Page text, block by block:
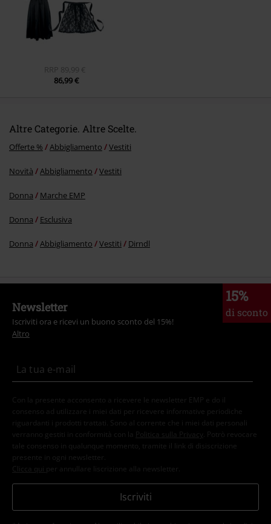
RRP 89,99 €
86,99 €
Altre Categorie. Altre Scelte.
Offerte % Abbigliamento Vestiti
Novità Abbigliamento Vestiti
Donna Marche EMP
Donna Esclusiva
Donna Abbigliamento Vestiti Dirndl
15%
di sconto
Newsletter
Iscriviti ora e ricevi un buono sconto del 15%!
Altro
Con la presente acconsento a ricevere le newsletter EMP e do il
consenso ad utilizzare i miei dati per ricevere informative periodiche
riguardanti i prodotti trattati. Sono al corrente che i miei dati personali
verranno gestiti in conformità con la
Politica sulla Privacy
. Potrò revocare
tale consenso in qualunque momento, tramite il link di disiscrizione
presente in ogni newsletter.
Clicca qui per annullare liscrizione alla newsletter.
Iscriviti